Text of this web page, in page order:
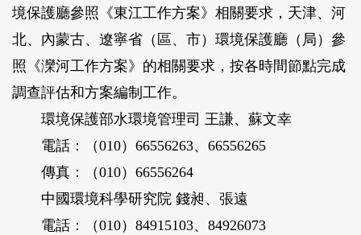
境保護廳參照《東江工作方案》相關要求，天津、河
北、內蒙古、遼寧省（區、市）環境保護廳（局）參
照《灤河工作方案》的相關要求，按各時間節點完成
調查評估和方案編制工作。
環境保護部水環境管理司 王謙、蘇文幸
電話：（010）66556263、66556265
傳真：（010）66556264
中國環境科學研究院 錢昶、張遠
電話：（010）84915103、84926073